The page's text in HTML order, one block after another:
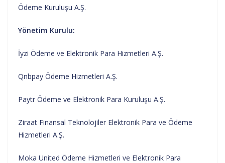
Ödeme Kuruluşu A.Ş.
Yönetim Kurulu:
İyzi Ödeme ve Elektronik Para Hizmetleri A.Ş.
Qnbpay Ödeme Hizmetleri A.Ş.
Paytr Ödeme ve Elektronik Para Kuruluşu A.Ş.
Ziraat Finansal Teknolojiler Elektronik Para ve Ödeme
Hizmetleri A.Ş.
Moka United Ödeme Hizmetleri ve Elektronik Para